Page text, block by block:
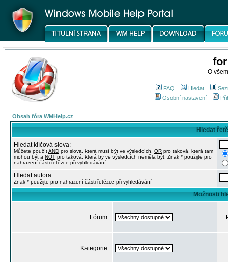
O
FAQ Hledat
Osobní nastavení
Obsah fóra WMHelp.cz
Hledat
Hledat klíčová slova:
Můžete použítAND pro slova, která musí být ve výsledcích, OR pro taková, která tam
mohou být a NOT pro taková, která by ve výsledcích neměla být. Znak * použijte pro
nahrazení části řetězce při vyhledávání.
Hledat autora:
Znak * použijte pro nahrazení části řetězce při vyhledávání
Možnosti
Fórum:
Kategorie: